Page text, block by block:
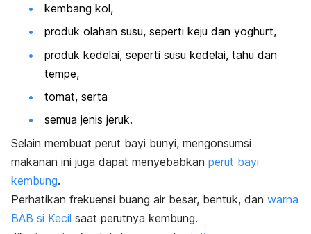
kembang kol,
produk olahan susu, seperti keju dan yoghurt,
produk kedelai, seperti susu kedelai, tahu dan
tempe,
tomat, serta
semua jenis jeruk.
Selain membuat perut bayi bunyi, mengonsumsi
makanan ini juga dapat menyebabkan perut bayi
kembung.
Perhatikan frekuensi buang air besar, bentuk, dan warna
BAB si Kecil saat perutnya kembung.